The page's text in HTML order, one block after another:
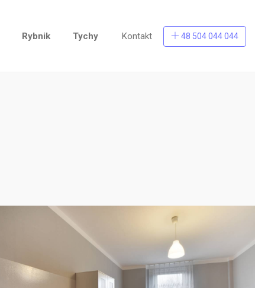
Rybnik Tychy Kontakt 48 504 044 044